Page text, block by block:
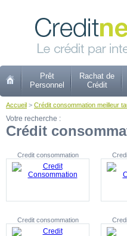
Prêt
Personnel
Rachat de
Crédit
Accueil > Crédit consommation meilleur
Votre recherche :
Crédit
Credit consommation
Credit consommation